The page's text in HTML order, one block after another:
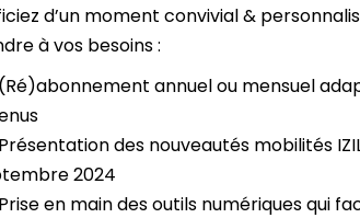
d’un moment convivial &
à vos besoins :
(Ré)abonnement annuel ou mensuel
Présentation des nouveautés mobilités
2024
Prise en main des outils numériques qui